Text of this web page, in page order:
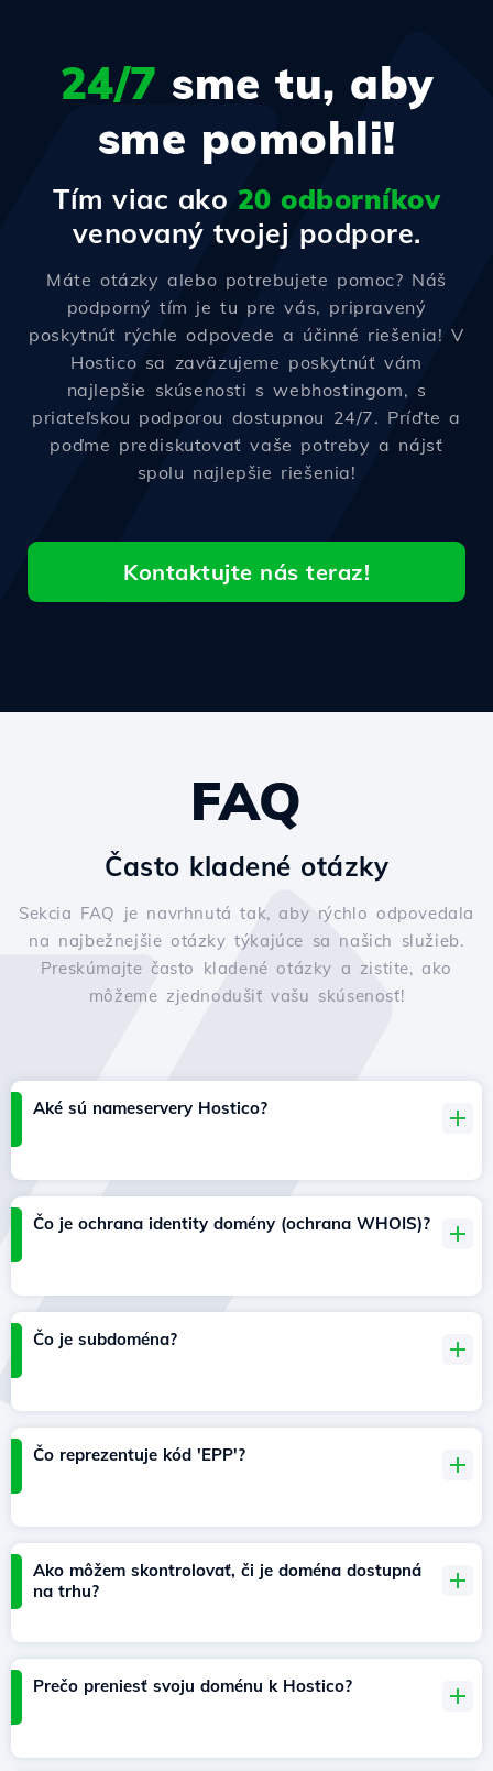
24/7 sme tu, aby
sme pomohli!
Tím viac ako 20 odborníkov
venovaný tvojej podpore.
Máte otázky alebo potrebujete pomoc? Náš
podporný tím je tu pre vás, pripravený
poskytnúť rýchle odpovede a účinné riešenia! V
Hostico sa zaväzujeme poskytnúť vám
najlepšie skúsenosti s webhostingom, s
priateľskou podporou dostupnou 24/7. Príďte a
poďme prediskutovať vaše potreby a nájsť
spolu najlepšie riešenia!
Kontaktujte nás teraz!
FAQ
Často kladené otázky
Sekcia FAQ je navrhnutá tak, aby rýchlo odpovedala
na najbežnejšie otázky týkajúce sa našich služieb.
Preskúmajte často kladené otázky a zistite, ako
môžeme zjednodušiť vašu skúsenosť!
Aké sú nameservery Hostico?
Čo je ochrana identity domény (ochrana WHOIS)?
Čo je subdoména?
Čo reprezentuje kód 'EPP'?
Ako môžem skontrolovať, či je doména dostupná
na trhu?
Prečo preniesť svoju doménu k Hostico?